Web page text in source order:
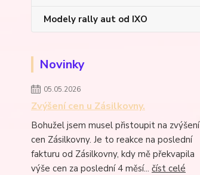
Modely rally aut od IXO
Novinky
05.05.2026
Zvýšení cen u Zásilkovny.
Bohužel jsem musel přistoupit na zvýšení
cen Zásilkovny. Je to reakce na poslední
fakturu od Zásilkovny, kdy mě překvapila
výše cen za poslední 4 měsí... číst celé